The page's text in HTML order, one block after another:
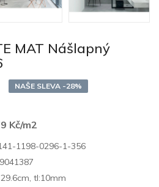
MAT Nášlapný
NAŠE SLEVA -28%
Kč/m2
1198-0296-1-356
tl:10mm